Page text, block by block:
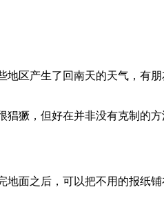
区产生了回南天的天气，有朋
獗，但好在并非没有克制的
面之后，可以把不用的报纸